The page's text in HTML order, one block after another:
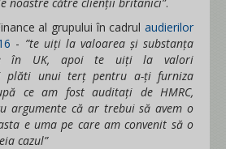
al grupului în cadrul audierilor
- ”te uiți la valoarea și substanța
în UK, apoi te uiți la valori
plăti unui terț pentru a-ți furniza
ce am fost auditați de HMRC,
argumente că ar trebui să avem o
e uma pe care am convenit să o
cazul”